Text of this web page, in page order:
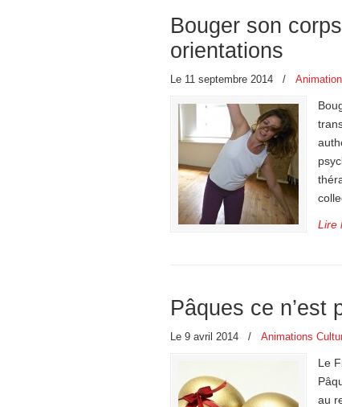
Bouger son
orientations
Le 11 septembre 2014 /
Lire
Pâques ce n’est
Le 9 avril 2014 / Animations
Le
au